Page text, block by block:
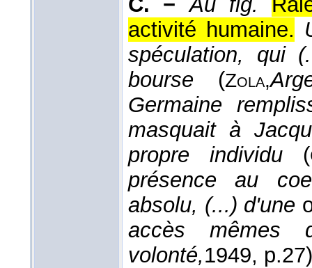
activité humaine.
spéculation, qui
bourse (Zola,
Germaine
masquait à
propre individu (
présence au
absolu, (...) d'une
accès mêmes
volonté,1949,